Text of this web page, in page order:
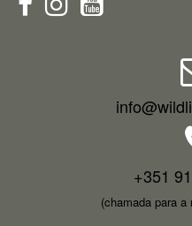
+351
(chamada para